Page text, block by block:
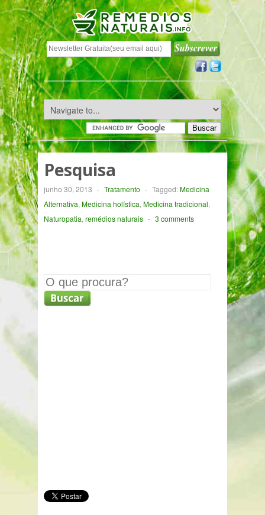
Pesquisa
junho 30, 2013 - Tratamento - Tagged:Medicina
Alternativa, Medicina holística, Medicina tradicional,
Naturopatia, remédios naturais - 3 comments